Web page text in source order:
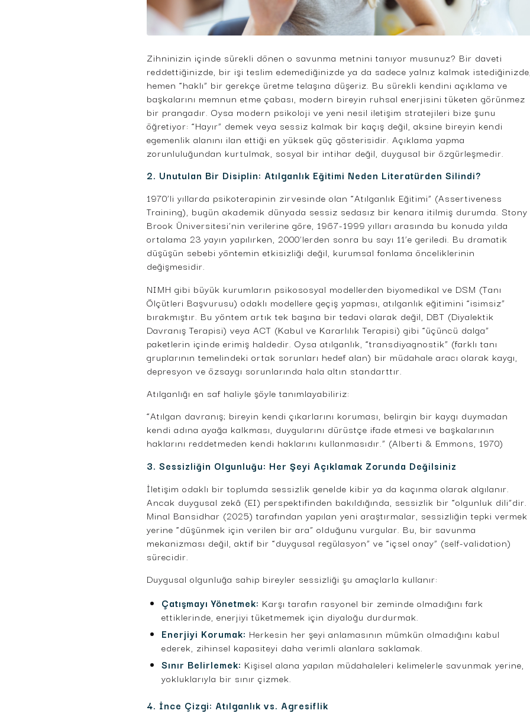
Zihninizin içinde sürekli dönen o savunma metnini tanıyor musunuz? Bir daveti
reddettiğinizde, bir işi teslim edemediğinizde ya da sadece yalnız kalmak istediğinizde,
hemen “haklı” bir gerekçe üretme telaşına düşeriz. Bu sürekli kendini açıklama ve
başkalarını memnun etme çabası, modern bireyin ruhsal enerjisini tüketen görünmez
bir prangadır. Oysa modern psikoloji ve yeni nesil iletişim stratejileri bize şunu
öğretiyor: “Hayır” demek veya sessiz kalmak bir kaçış değil, aksine bireyin kendi
egemenlik alanını ilan ettiği en yüksek güç gösterisidir. Açıklama yapma
zorunluluğundan kurtulmak, sosyal bir intihar değil, duygusal bir özgürleşmedir.
2. Unutulan Bir Disiplin: Atılganlık Eğitimi Neden Literatürden Silindi?
1970’li yıllarda psikoterapinin zirvesinde olan “Atılganlık Eğitimi” (Assertiveness
Training), bugün akademik dünyada sessiz sedasız bir kenara itilmiş durumda. Stony
Brook Üniversitesi’nin verilerine göre, 1967-1999 yılları arasında bu konuda yılda
ortalama 23 yayın yapılırken, 2000’lerden sonra bu sayı 11’e geriledi. Bu dramatik
düşüşün sebebi yöntemin etkisizliği değil, kurumsal fonlama önceliklerinin
değişmesidir.
NIMH gibi büyük kurumların psikososyal modellerden biyomedikal ve DSM (Tanı
Ölçütleri Başvurusu) odaklı modellere geçiş yapması, atılganlık eğitimini “isimsiz”
bırakmıştır. Bu yöntem artık tek başına bir tedavi olarak değil, DBT (Diyalektik
Davranış Terapisi) veya ACT (Kabul ve Kararlılık Terapisi) gibi “üçüncü dalga”
paketlerin içinde erimiş haldedir. Oysa atılganlık, “transdiyagnostik” (farklı tanı
gruplarının temelindeki ortak sorunları hedef alan) bir müdahale aracı olarak kaygı,
depresyon ve özsaygı sorunlarında hala altın standarttır.
Atılganlığı en saf haliyle şöyle tanımlayabiliriz:
“Atılgan davranış; bireyin kendi çıkarlarını koruması, belirgin bir kaygı duymadan
kendi adına ayağa kalkması, duygularını dürüstçe ifade etmesi ve başkalarının
haklarını reddetmeden kendi haklarını kullanmasıdır.” (Alberti & Emmons, 1970)
3. Sessizliğin Olgunluğu: Her Şeyi Açıklamak Zorunda Değilsiniz
İletişim odaklı bir toplumda sessizlik genelde kibir ya da kaçınma olarak algılanır.
Ancak duygusal zekâ (EI) perspektifinden bakıldığında, sessizlik bir “olgunluk dili”dir.
Minal Bansidhar (2025) tarafından yapılan yeni araştırmalar, sessizliğin tepki vermek
yerine “düşünmek için verilen bir ara” olduğunu vurgular. Bu, bir savunma
mekanizması değil, aktif bir “duygusal regülasyon” ve “içsel onay” (self-validation)
sürecidir.
Duygusal olgunluğa sahip bireyler sessizliği şu amaçlarla kullanır:
Çatışmayı Yönetmek: Karşı tarafın rasyonel bir zeminde olmadığını fark
ettiklerinde, enerjiyi tüketmemek için diyaloğu durdurmak.
Enerjiyi Korumak: Herkesin her şeyi anlamasının mümkün olmadığını kabul
ederek, zihinsel kapasiteyi daha verimli alanlara saklamak.
Sınır Belirlemek: Kişisel alana yapılan müdahaleleri kelimelerle savunmak yerine,
yokluklarıyla bir sınır çizmek.
4. İnce Çizgi: Atılganlık vs. Agresiflik